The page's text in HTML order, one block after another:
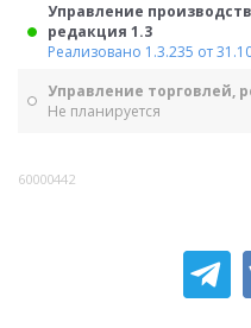
Управление
редакция 1.3
Реализовано 1.3.235 от
Управление торговлей,
Не планируется
60000442